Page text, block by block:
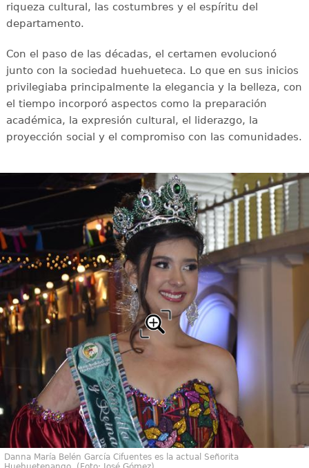
riqueza cultural, las costumbres y el espíritu del
departamento.
Con el paso de las décadas, el certamen evolucionó
junto con la sociedad huehueteca. Lo que en sus inicios
privilegiaba principalmente la elegancia y la belleza, con
el tiempo incorporó aspectos como la preparación
académica, la expresión cultural, el liderazgo, la
proyección social y el compromiso con las comunidades.
Danna María Belén García Cifuentes es la actual Señorita